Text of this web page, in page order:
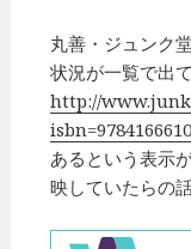
丸善・ジュンク
状況が一覧で出
http://
あるという表示
映していたらの話